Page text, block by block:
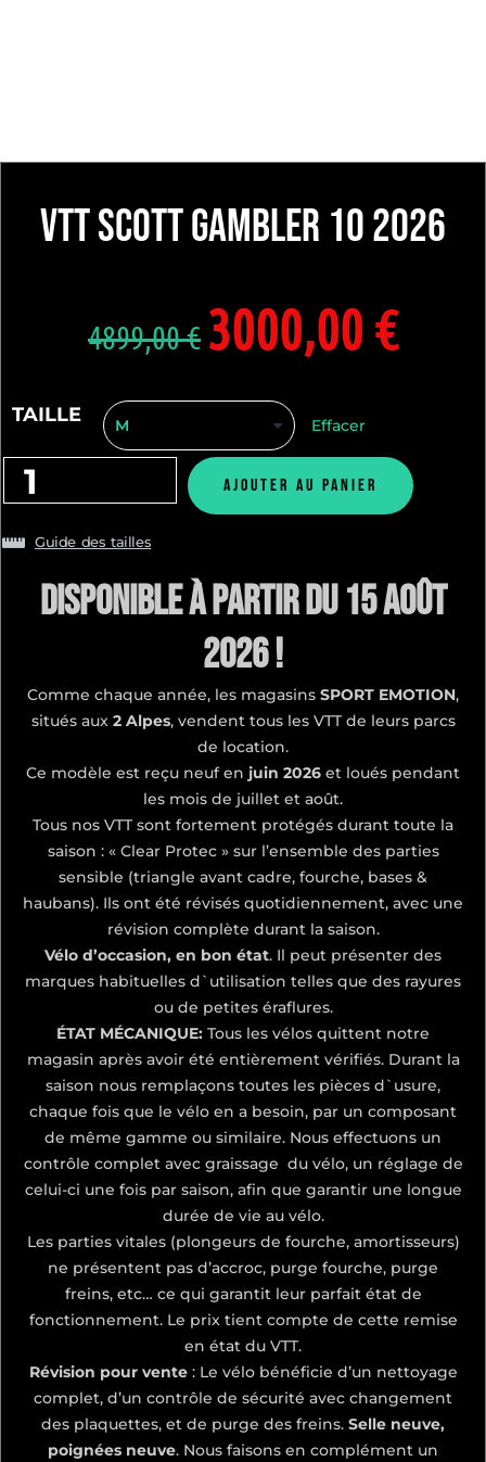
VTT SCOTT GAMBLER 10 2026
4899,00€ 3000,00 €
TAILLE Effacer
Ajouter au panier
Guide des tailles
Disponible à partir du 15 Août
2026 !
Comme chaque année, les magasins SPORT EMOTION,
situés aux 2 Alpes, vendent tous les VTT de leurs parcs
de location.
Ce modèle est reçu neuf en juin 2026 et loués pendant
les mois de juillet et août.
Tous nos VTT sont fortement protégés durant toute la
saison : « Clear Protec » sur l’ensemble des parties
sensible (triangle avant cadre, fourche, bases &
haubans). Ils ont été révisés quotidiennement, avec une
révision complète durant la saison.
Vélo d’occasion, en bon état. Il peut présenter des
marques habituelles d`utilisation telles que des rayures
ou de petites éraflures.
ÉTAT MÉCANIQUE: Tous les vélos quittent notre
magasin après avoir été entièrement vérifiés. Durant la
saison nous remplaçons toutes les pièces d`usure,
chaque fois que le vélo en a besoin, par un composant
de même gamme ou similaire. Nous effectuons un
contrôle complet avec graissage du vélo, un réglage de
celui-ci une fois par saison, afin que garantir une longue
durée de vie au vélo.
Les parties vitales (plongeurs de fourche, amortisseurs)
ne présentent pas d’accroc, purge fourche, purge
freins, etc… ce qui garantit leur parfait état de
fonctionnement. Le prix tient compte de cette remise
en état du VTT.
Révision pour vente : Le vélo bénéficie d’un nettoyage
complet, d’un contrôle de sécurité avec changement
des plaquettes, et de purge des freins. Selle neuve,
poignées neuve. Nous faisons en complément un